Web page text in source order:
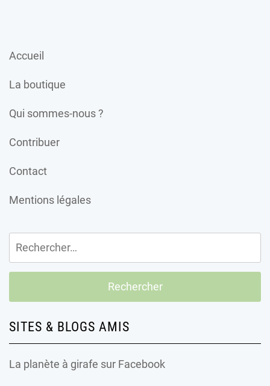
Accueil
La boutique
Qui sommes-nous ?
Contribuer
Contact
Mentions légales
Rechercher :
SITES & BLOGS AMIS
La planète à girafe sur Facebook